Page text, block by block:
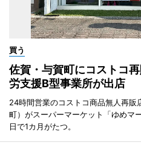
買う
佐賀・与賀町にコストコ
労支援B型事業所が出店
24時間営業のコストコ商品無人再販
町）がスーパーマーケット「ゆめマ
日で1カ月がたつ。